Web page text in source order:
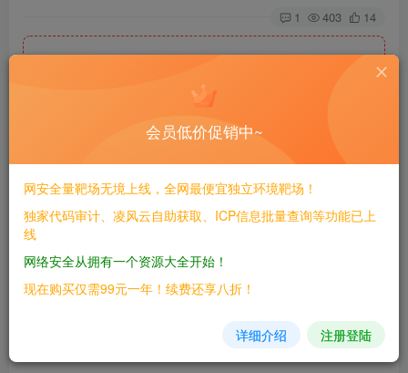
1 403 14
请登录后查看特权
© 版权声明
文章版权归作者所有，未经允许请勿转载。
资源网获取
会员低价促销中~
网安全量靶场无境上线，全网最便宜独立环境靶场！
独家代码审计、凌风云自助获取、ICP信息批量查询等功能已上
线
网络安全从拥有一个资源大全开始！
现在购买仅需99元一年！续费还享八折！
详细介绍 注册登陆